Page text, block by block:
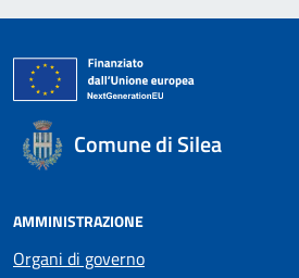
Comune di Silea
AMMINISTRAZIONE
Organi di governo